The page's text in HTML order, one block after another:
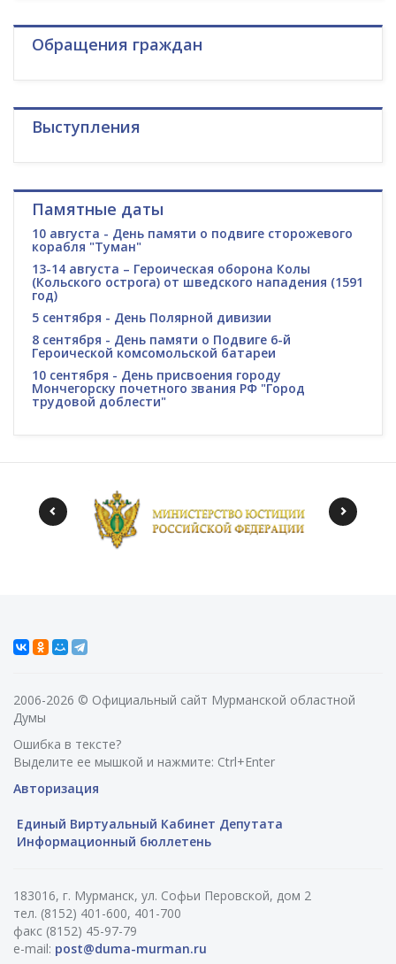
Обращения граждан
Выступления
Памятные даты
10 августа - День памяти о подвиге сторожевого
корабля "Туман"
13-14 августа – Героическая оборона Колы
(Кольского острога) от шведского нападения (1591
год)
5 сентября - День Полярной дивизии
8 сентября - День памяти о Подвиге 6-й
Героической комсомольской батареи
10 сентября - День присвоения городу
Мончегорску почетного звания РФ "Город
трудовой доблести"
2006-2026 © Официальный сайт Мурманской областной
Думы
Ошибка в тексте?
Выделите ее мышкой и нажмите: Ctrl+Enter
Авторизация
Единый Виртуальный Кабинет Депутата
Информационный бюллетень
183016, г. Мурманск, ул. Софьи Перовской, дом 2
тел. (8152) 401-600, 401-700
факс (8152) 45-97-79
e-mail: post@duma-murman.ru